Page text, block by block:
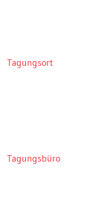
Tagungsort
Tagungsbüro